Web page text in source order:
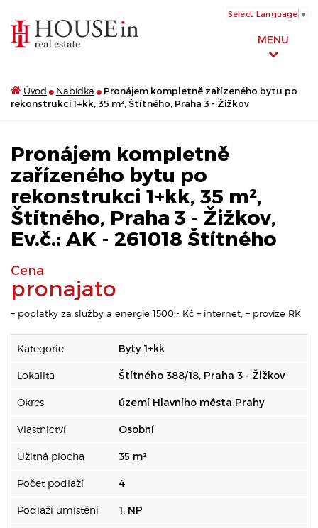
MENU
Select Language ▼
Úvod Nabídka
Pronájem kompletně zařízeného bytu po
rekonstrukci 1+kk, 35 m², Štítného, Praha 3 - Žižkov
Pronájem kompletně
zařízeného bytu po
rekonstrukci 1+kk, 35 m²,
Štítného, Praha 3 - Žižkov,
Ev.č.: AK - 261018 Štítného
Cena
pronajato
+ poplatky za služby a energie 1500,- Kč + internet, + provize RK
Kategorie Byty 1+kk
Lokalita Štítného 388/18, Praha 3 - Žižkov
Okres území Hlavního města Prahy
Vlastnictví Osobní
Užitná plocha 35 m²
Počet podlaží 4
Podlaží umístění 1. NP